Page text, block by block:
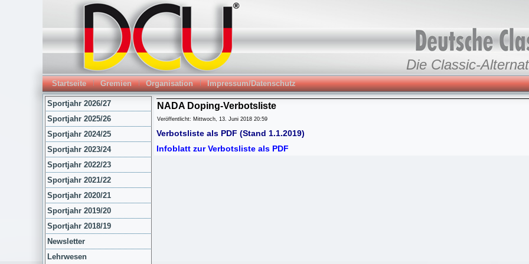
Die Classic-
Startseite Gremien Organisation Impressum/Datenschutz
Sportjahr 2026/27
Sportjahr 2025/26
Sportjahr 2024/25
Sportjahr 2023/24
Sportjahr 2022/23
Sportjahr 2021/22
Sportjahr 2020/21
Sportjahr 2019/20
Sportjahr 2018/19
Newsletter
Lehrwesen
NADA Doping-Verbotsliste
Veröffentlicht: Mittwoch, 13. Juni 2018 20:59
Verbotsliste als PDF (Stand 1.1.2019)
Infoblatt zur Verbotsliste als PDF